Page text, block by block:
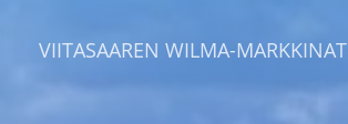
VIITASAAREN WILMA-MARKKINAT